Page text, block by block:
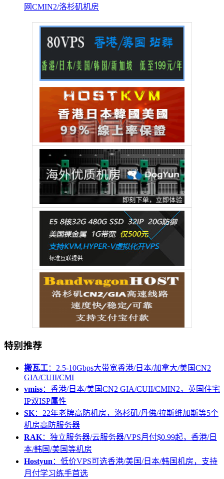
网CMIN2/洛杉矶机房
特别推荐
搬瓦工：2.5-10Gbps大带宽香港/日本/加拿大/美国CN2
GIA/CUII/CMI
vmiss：香港/日本/美国CN2 GIA/CUII/CMIN2，英国住宅
IP双ISP属性
SK：22年老牌高防机房，洛杉矶/丹佛/拉斯维加斯等5个
机房高防服务器
RAK：独立服务器/云服务器/VPS月付$0.99起，香港/日
本/韩国/美国等机房
Hostyun ：低价VPS可选香港/美国/日本/韩国机房，支持
月付学习练手首选